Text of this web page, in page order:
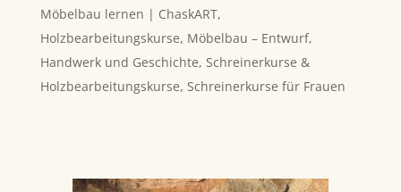
Möbelbau lernen | ChaskART,
Holzbearbeitungskurse, Möbelbau – Entwurf,
Handwerk und Geschichte, Schreinerkurse &
Holzbearbeitungskurse, Schreinerkurse für Frauen